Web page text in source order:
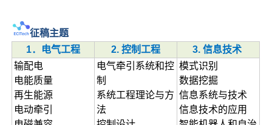
征稿主题
1．电气工程
2. 控制工程
3. 信息技术
输配电
电能质量
再生能源
电动牵引
电气牵引系统和控
制
系统工程理论与方
法
模式识别
数据挖掘
信息系统与技术
信息技术的应用